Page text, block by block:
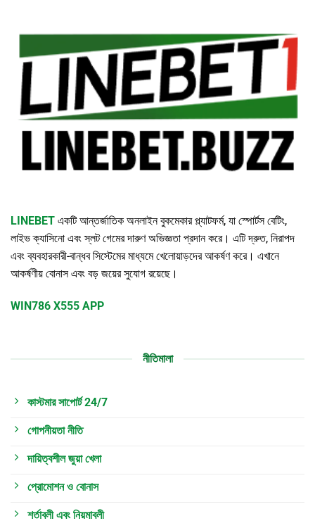
LINEBET একটি আন্তর্জাতিক অনলাইন বুকমেকার প্ল্যাটফর্ম, যা স্পোর্টস বেটিং,
লাইভ ক্যাসিনো এবং স্লট গেমের দারুণ অভিজ্ঞতা প্রদান করে। এটি দ্রুত, নিরাপদ
এবং ব্যবহারকারী-বান্ধব সিস্টেমের মাধ্যমে খেলোয়াড়দের আকর্ষণ করে। এখানে
আকর্ষণীয় বোনাস এবং বড় জয়ের সুযোগ রয়েছে।
WIN786 X555 APP
নীতিমালা
কাস্টমার সাপোর্ট 24/7
গোপনীয়তা নীতি
দায়িত্বশীল জুয়া খেলা
প্রোমোশন ও বোনাস
শর্তাবলী এবং নিয়মাবলী